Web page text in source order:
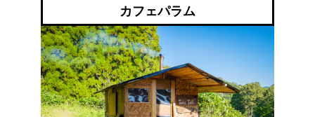
カフェパラム